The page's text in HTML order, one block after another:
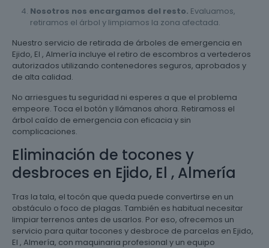
Nosotros nos encargamos del resto. Evaluamos,
retiramos el árbol y limpiamos la zona afectada.
Nuestro servicio de retirada de árboles de emergencia en
Ejido, El , Almería incluye el retiro de escombros a vertederos
autorizados utilizando contenedores seguros, aprobados y
de alta calidad.
No arriesgues tu seguridad ni esperes a que el problema
empeore. Toca el botón y llámanos ahora. Retiramoss el
árbol caído de emergencia con eficacia y sin
complicaciones.
Eliminación de tocones y
desbroces en Ejido, El , Almería
Tras la tala, el tocón que queda puede convertirse en un
obstáculo o foco de plagas. También es habitual necesitar
limpiar terrenos antes de usarlos. Por eso, ofrecemos un
servicio para quitar tocones y desbroce de parcelas en Ejido,
El , Almería, con maquinaria profesional y un equipo